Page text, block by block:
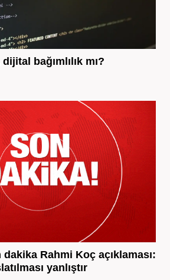
bağımlılık mı?
Rahmi Koç açıklaması:
yanlıştır